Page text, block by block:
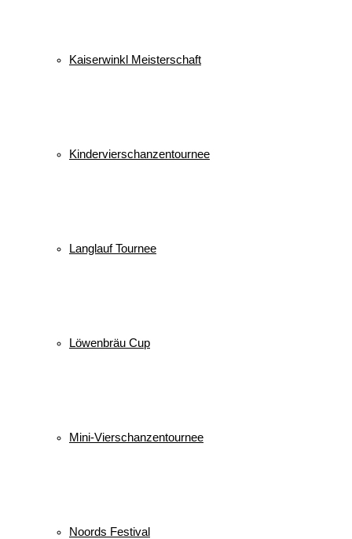
Kaiserwinkl Meisterschaft
Kindervierschanzentournee
Langlauf Tournee
Löwenbräu Cup
Mini-Vierschanzentournee
Noords Festival